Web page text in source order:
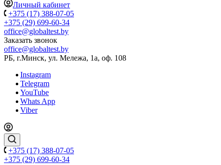
Личный кабинет
+375 (17) 388-07-05
+375 (29) 699-60-34
office@globaltest.by
Заказать звонок
office@globaltest.by
РБ, г.Минск, ул. Мележа, 1а, оф. 108
Instagram
Telegram
YouTube
Whats App
Viber
+375 (17) 388-07-05
+375 (29) 699-60-34